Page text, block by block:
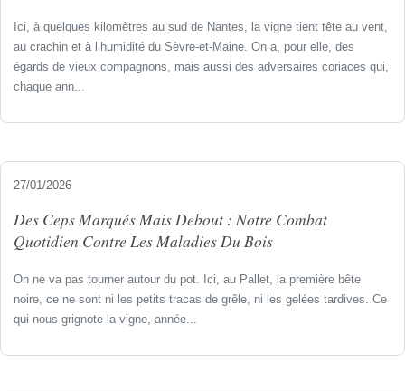
Ici, à quelques kilomètres au sud de Nantes, la vigne tient tête au vent,
au crachin et à l’humidité du Sèvre-et-Maine. On a, pour elle, des
égards de vieux compagnons, mais aussi des adversaires coriaces qui,
chaque ann...
27/01/2026
Des Ceps Marqués Mais Debout : Notre Combat
Quotidien Contre Les Maladies Du Bois
On ne va pas tourner autour du pot. Ici, au Pallet, la première bête
noire, ce ne sont ni les petits tracas de grêle, ni les gelées tardives. Ce
qui nous grignote la vigne, année...